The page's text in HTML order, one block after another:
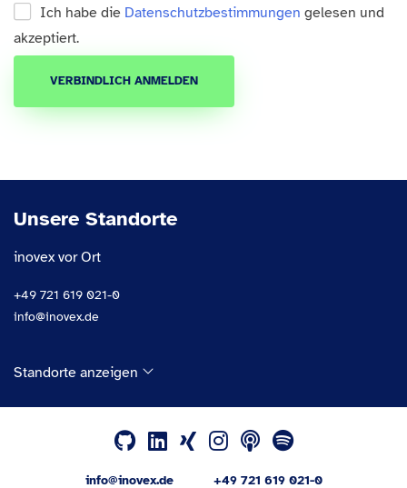
Ich habe die Datenschutzbestimmungen gelesen und
akzeptiert.
VERBINDLICH ANMELDEN
Unsere Standorte
inovex vor Ort
+49 721 619 021-0
info@inovex.de
Standorte anzeigen
info@inovex.de +49 721 619 021-0